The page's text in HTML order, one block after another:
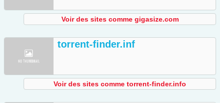
Voir des sites comme gigasize.com
torrent-finder.inf
Voir des sites comme torrent-finder.info